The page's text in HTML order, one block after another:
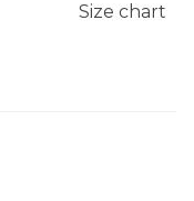
Size chart